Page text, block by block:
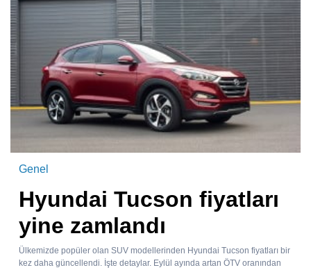
Genel
Hyundai Tucson fiyatları
yine zamlandı
Ülkemizde popüler olan SUV modellerinden Hyundai Tucson fiyatları bir
kez daha güncellendi. İşte detaylar. Eylül ayında artan ÖTV oranından